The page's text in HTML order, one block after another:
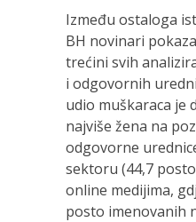
Između ostaloga
BH novinari
trećini svih
i odgovornih
udio muškaraca je
najviše žena na
odgovorne
sektoru (44,7
online medijima,
posto imenovanih